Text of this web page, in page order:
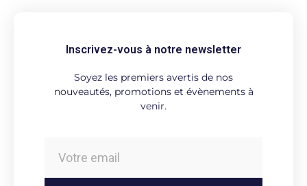
Inscrivez-vous à notre newsletter
Soyez les premiers avertis de nos
nouveautés, promotions et évènements à
venir.